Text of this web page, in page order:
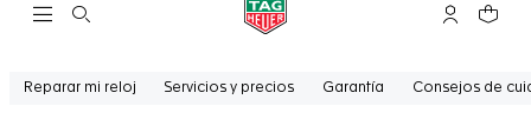
Abrir el menú de búsqueda Cuenta Mi
Su